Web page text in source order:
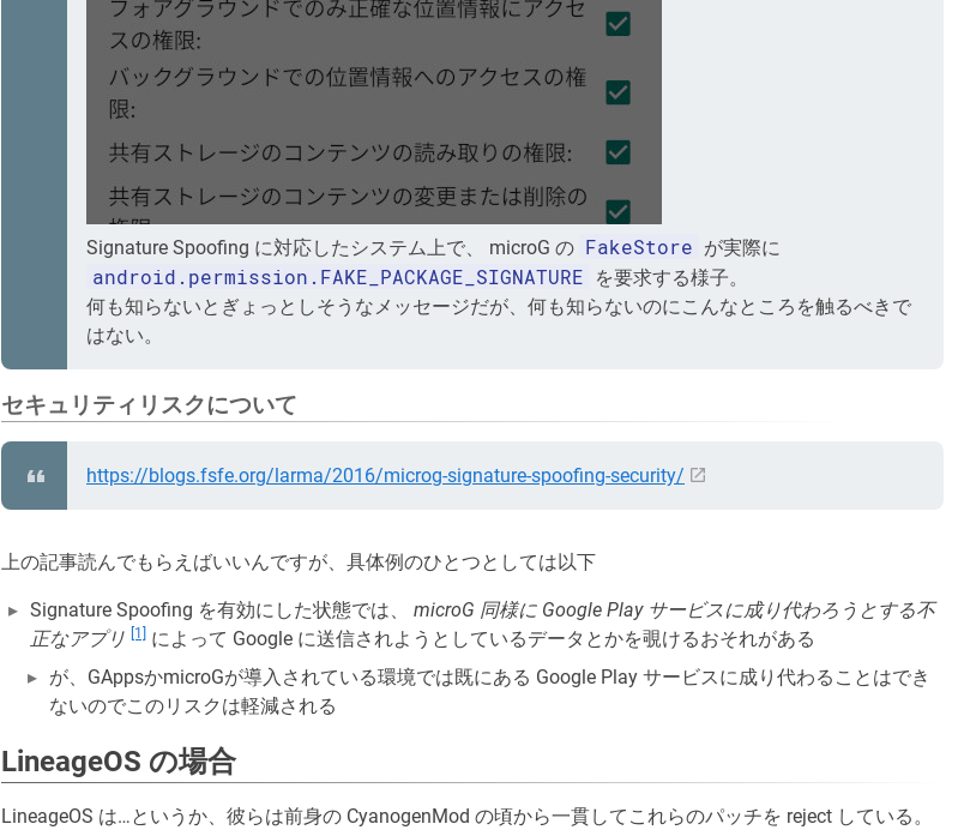
Signature Spoofing に対応したシステム上で、 microG の FakeStore が実際に
android.permission.FAKE_PACKAGE_SIGNATURE
を要求する様子。
何も知らないとぎょっとしそうなメッセージだが、何も知らないのにこんなところを触るべきで
はない。
セキュリティリスクについて
https://blogs.fsfe.org/larma/2016/microg-signature-spoofing-security/
上の記事読んでもらえばいいんですが、具体例のひとつとしては以下
Signature Spoofing を有効にした状態では、 microG 同様に Google Play サービスに成り代わろうとする不
正なアプリ
[1]
によって Google に送信されようとしているデータとかを覗けるおそれがある
が、GAppsかmicroGが導入されている環境では既にある Google Play サービスに成り代わることはでき
ないのでこのリスクは軽減される
LineageOS の場合
LineageOS は…というか、彼らは前身の CyanogenMod の頃から一貫してこれらのパッチを reject している。